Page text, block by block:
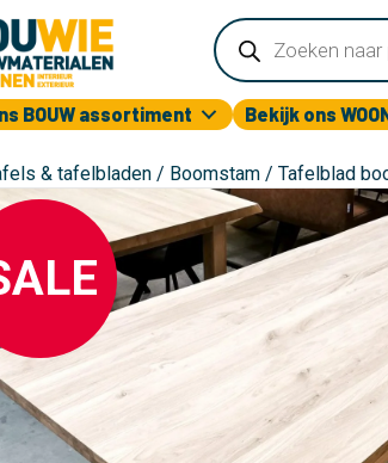
Producten
zoeken
BOUW assortiment Bekijk ons
& tafelbladen / Boomstam / Tafelblad